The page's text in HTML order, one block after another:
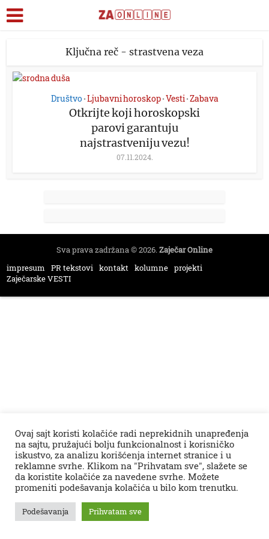
Ključna reč - strastvena veza
Društvo •Ljubavni horoskop •Vesti •Zabava
Otkrijte koji horoskopski
parovi garantuju
najstrastveniju vezu!
07.11.2024.
Sva prava zadržana © 2026.Zaječar Online
impresum
PR tekstovi kontakt kolumne projekti
Zaječarske VESTI
Ovaj sajt koristi kolačiće radi neprekidnih unapređenja
na sajtu, pružajući bolju funkcionalnost i korisničko
iskustvo, za analizu korišćenja internet stranice i u
reklamne svrhe. Klikom na "Prihvatam sve", slažete se
da koristite kolačiće za navedene svrhe. Možete
promeniti podešavanja kolačića u bilo kom trenutku.
Podešavanja Prihvatam sve